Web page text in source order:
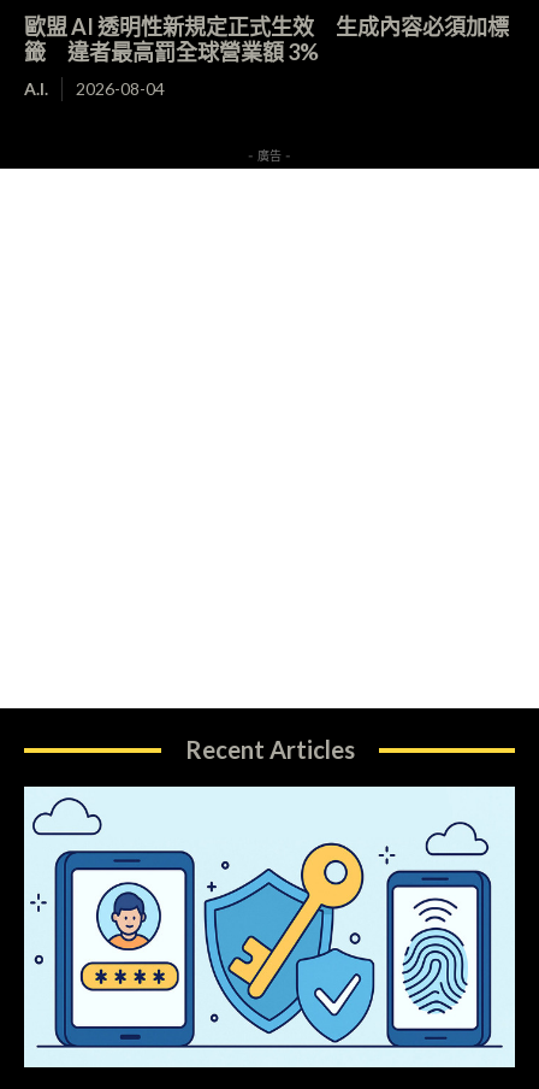
歐盟 AI 透明性新規定正式生效 生成內容必須加標
籤 違者最高罰全球營業額 3%
A.I. 2026-08-04
- 廣告 -
Recent Articles